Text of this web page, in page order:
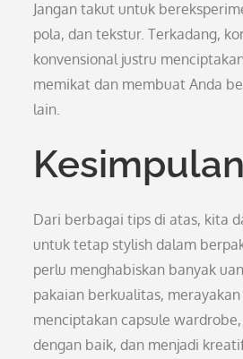
Jangan takut untuk
pola, dan tekstur. Terkadang,
konvensional justru
memikat dan membuat Anda
lain.
Kesimpulan
Dari berbagai tips di atas, kita
untuk tetap stylish dalam
perlu menghabiskan banyak
pakaian berkualitas,
menciptakan capsule
dengan baik, dan menjadi